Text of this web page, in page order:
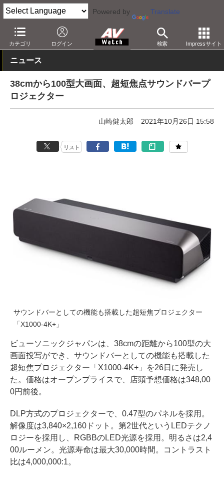
Powered by Translate
カテゴリ ログイン 検索 Impressサイト
AV Watch 製品 サウンドバー その他
ニュース
38cmから100型大画面、超短焦点サウンドバープ
ロジェクター
山崎健太郎 2021年10月26日 15:58
リスト
サウンドバーとしての機能も搭載した超短焦プロジェクター
「X1000-4K+」
ビューソニックジャパンは、38cmの距離から100型の大
画面投写ができ、サウンドバーとしての機能も搭載した
超短焦プロジェクター「X1000-4K+」を26日に発売し
た。価格はオープンプライスで、店頭予想価格は348,00
0円前後。
DLP方式のプロジェクターで、0.47型のパネルを採用。
解像度は3,840×2,160ドット。第2世代というLEDテクノ
ロジーを採用し、RGBBのLED光源を採用。明るさは2,4
00ルーメン。光源寿命は最大30,000時間。コントラスト
比は4,000,000:1。